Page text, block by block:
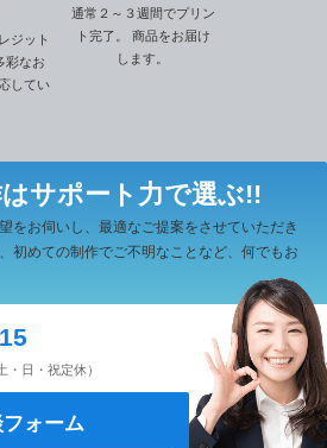
ジット
彩なお
してい
通常２～３週間でプリン
ト完了。
商品をお届け
します。
サポート力で選ぶ!!
をお伺いし、最適なご提案をさせていただき
初めての制作でご不明なことなど、何でもお
・日・祝定休）
ォーム